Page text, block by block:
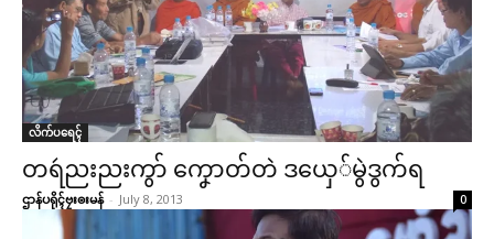
ဌာန်ပရိုၚ်ဗၠးၜးမန်
ရုဲစှ်
လိက်ပရေၚ်
တရဴညးညးကွာ် ကၞောတ်တဲ ဒယှေ်မွဲဒွက်ရ
ဌာန်ပရိုၚ်ဗၠးၜးမန် - July 8, 2013 0